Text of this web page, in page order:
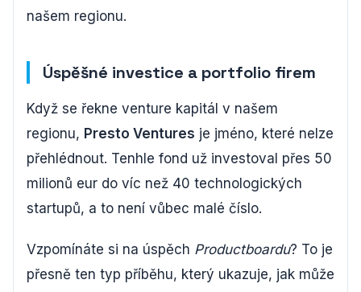
našem regionu.
Úspěšné investice a portfolio firem
Když se řekne venture kapitál v našem
regionu, Presto Ventures je jméno, které nelze
přehlédnout. Tenhle fond už investoval přes 50
milionů eur do víc než 40 technologických
startupů, a to není vůbec malé číslo.
Vzpomínáte si na úspěch Productboardu? To je
přesně ten typ příběhu, který ukazuje, jak může